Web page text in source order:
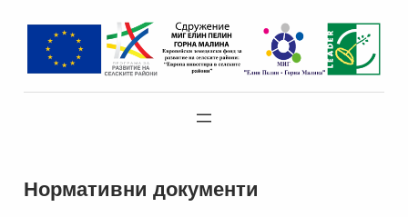
съдържанието
Нормативни документи